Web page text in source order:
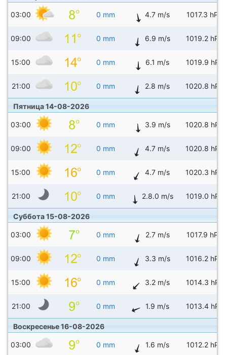
03:00 0 mm 4.7 m/s 1017.3 hPa
09:00 0 mm 6.9 m/s 1019.2 hPa
15:00 0 mm 6.1 m/s 1019.9 hPa
21:00 0 mm 2.8 m/s 1020.8 hPa
Пятница 14-08-2026
03:00 0 mm 3.9 m/s 1020.8 hPa
09:00 0 mm 4.7 m/s 1020.8 hPa
15:00 0 mm 4.7 m/s 1020.3 hPa
21:00 0 mm 2.8.0 m/s 1019.0 hPa
Суббота 15-08-2026
03:00 0 mm 2.7 m/s 1017.9 hPa
09:00 0 mm 3.3 m/s 1016.2 hPa
15:00 0 mm 3.2 m/s 1014.3 hPa
21:00 0 mm 1.9 m/s 1013.4 hPa
Воскресенье 16-08-2026
03:00 0 mm 1.6 m/s 1012.2 hPa